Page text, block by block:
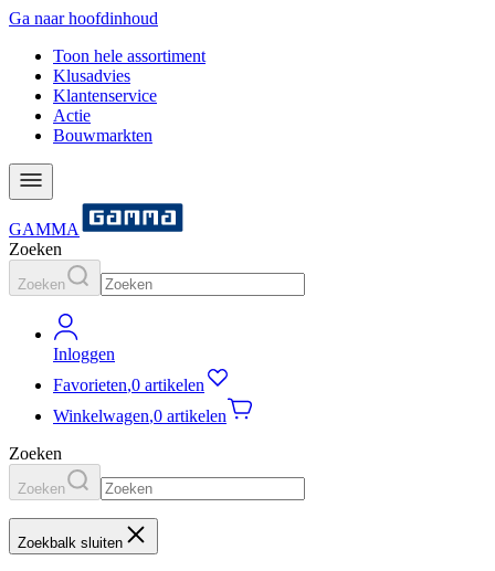
Ga naar hoofdinhoud
Toon hele assortiment
Klusadvies
Klantenservice
Actie
Bouwmarkten
GAMMA
Zoeken
Zoeken
Inloggen
Favorieten,0 artikelen
Winkelwagen,0 artikelen
Zoeken
Zoeken
Zoekbalk sluiten